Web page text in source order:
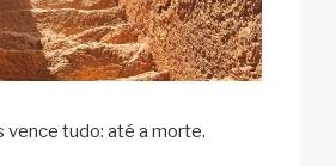
vence tudo: até a morte.